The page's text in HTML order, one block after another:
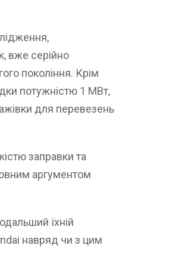
вже серійно
покоління. Крім
потужністю 1 МВт,
для перевезень
заправки та
аргументом
їхній
навряд чи з цим